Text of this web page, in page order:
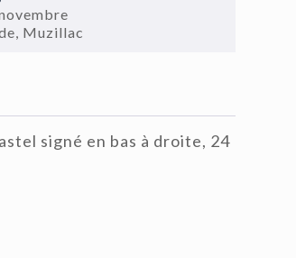
Muzillac
signé en bas à droite, 24